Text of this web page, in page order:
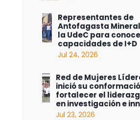
Representantes de
Antofagasta
la UdeC para
capacidades de I+D
Jul 24, 2026
Red de Mujeres
inició su
fortalecer el
en investigación e
Jul 23, 2026